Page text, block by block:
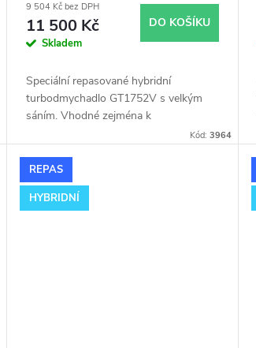
9 504 Kč bez DPH
11 500 Kč
Skladem
DO KOŠÍKU
Speciální repasované hybridní
turbodmychadlo GT1752V s velkým
sáním. Vhodné zejména k
výkonnostním úpravám jako např.
1.9TDi 85kW AUY.
Kód: 3964
REPAS
HYBRIDNÍ